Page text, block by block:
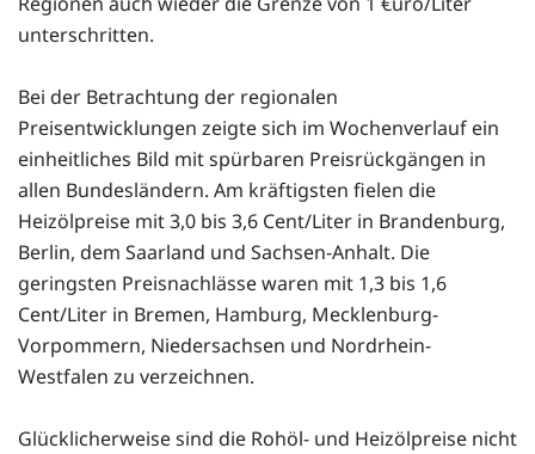
unterschritten.
Bei der Betrachtung der regionalen
Preisentwicklungen zeigte sich im Wochenverlauf ein
einheitliches Bild mit spürbaren Preisrückgängen in
allen Bundesländern. Am kräftigsten fielen die
Heizölpreise mit 3,0 bis 3,6 Cent/Liter in Brandenburg,
Berlin, dem Saarland und Sachsen-Anhalt. Die
geringsten Preisnachlässe waren mit 1,3 bis 1,6
Cent/Liter in Bremen, Hamburg, Mecklenburg-
Vorpommern, Niedersachsen und Nordrhein-
Westfalen zu verzeichnen.
Glücklicherweise sind die Rohöl- und Heizölpreise nicht